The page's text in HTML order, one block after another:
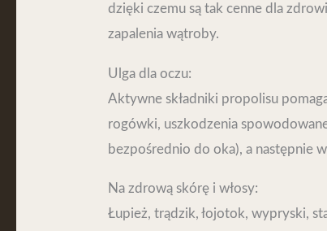
dzięki czemu są tak cenne dla
zapalenia wątroby.
Ulga dla oczu:
Aktywne składniki propolisu
rogówki, uszkodzenia
bezpośrednio do oka), a następnie
Na zdrową skórę i włosy:
Łupież, trądzik, łojotok, wypryski,